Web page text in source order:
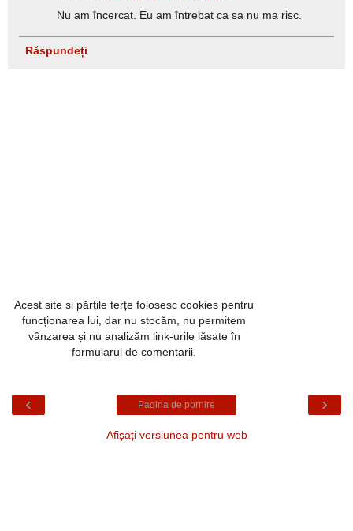
Nu am încercat. Eu am întrebat ca sa nu ma risc.
Răspundeți
Acest site si părțile terțe folosesc cookies pentru
funcționarea lui, dar nu stocăm, nu permitem
vânzarea și nu analizăm link-urile lăsate în
formularul de comentarii.
‹ ›
Pagina de pornire
Afișați versiunea pentru web